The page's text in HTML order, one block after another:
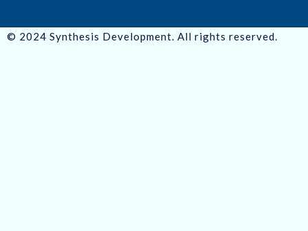
© 2024 Synthesis Development. All rights reserved.